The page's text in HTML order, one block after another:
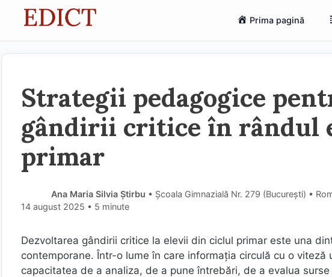
Prima pagină
Strategii pedagogice
gândirii critice în rândul
primar
Ana Maria Silvia Știrbu • Școala Gimnazială Nr. 279 (Bucureşti) •
14 august 2025 • 5 minute
Dezvoltarea gândirii critice la elevii din ciclul primar este una
contemporane. Într-o lume în care informația circulă cu o
capacitatea de a analiza, de a pune întrebări, de a evalua